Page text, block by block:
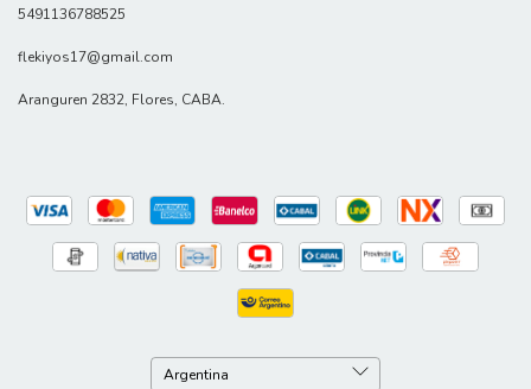
5491136788525
flekiyos17@gmail.com
Aranguren 2832, Flores, CABA.